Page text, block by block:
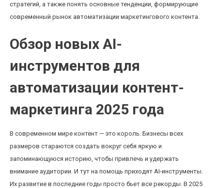
стратегий, а также понять основные тенденции, формирующие
современный рынок автоматизации маркетингового контента.
Обзор новых AI-
инструментов для
автоматизации контент-
маркетинга 2025 года
В современном мире контент — это король. Бизнесы всех
размеров стараются создать вокруг себя яркую и
запоминающуюся историю, чтобы привлечь и удержать
внимание аудитории. И тут на помощь приходят AI-инструменты.
Их развитие в последние годы просто бьет все рекорды. В 2025